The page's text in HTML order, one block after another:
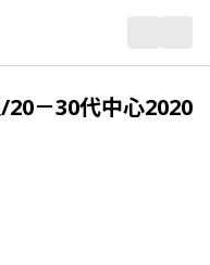
－30代中心2020